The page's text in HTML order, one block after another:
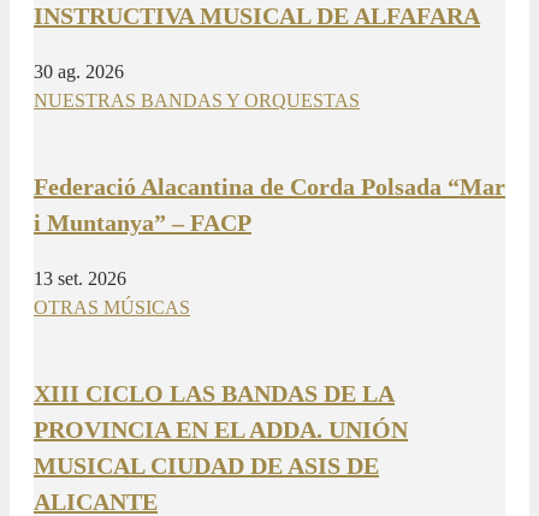
INSTRUCTIVA MUSICAL DE ALFAFARA
30 ag. 2026
NUESTRAS BANDAS Y ORQUESTAS
Federació Alacantina de Corda Polsada “Mar
i Muntanya” – FACP
13 set. 2026
OTRAS MÚSICAS
XIII CICLO LAS BANDAS DE LA
PROVINCIA EN EL ADDA. UNIÓN
MUSICAL CIUDAD DE ASIS DE
ALICANTE